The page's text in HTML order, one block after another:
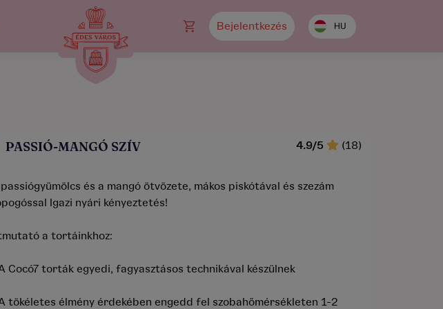
Bejelentkezés HU
PASSIÓ-MANGÓ SZÍV 4.9/5 (18)
és a mangó ötvözete, mákos piskótával és szezám
Igazi nyári kényeztetés!
a tortáinkhoz:
Cocó7 torták egyedi, fagyasztásos technikával készülnek
tökéletes élmény érdekében engedd fel szobahőmérsékleten 1-2